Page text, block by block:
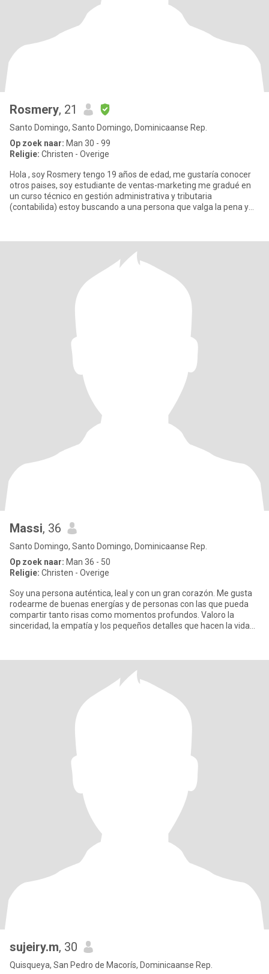
Rosmery, 21
Santo Domingo, Santo Domingo, Dominicaanse Rep.
Op zoek naar: Man 30 - 99
Religie: Christen - Overige
Hola , soy Rosmery tengo 19 años de edad, me gustaría conocer
otros paises, soy estudiante de ventas-marketing me gradué en
un curso técnico en gestión administrativa y tributaria
(contabilida) estoy buscando a una persona que valga la pena y
Massi, 36
Santo Domingo, Santo Domingo, Dominicaanse Rep.
Op zoek naar: Man 36 - 50
Religie: Christen - Overige
Soy una persona auténtica, leal y con un gran corazón. Me gusta
rodearme de buenas energías y de personas con las que pueda
compartir tanto risas como momentos profundos. Valoro la
sinceridad, la empatía y los pequeños detalles que hacen la vida
sujeiry.m, 30
Quisqueya, San Pedro de Macorís, Dominicaanse Rep.